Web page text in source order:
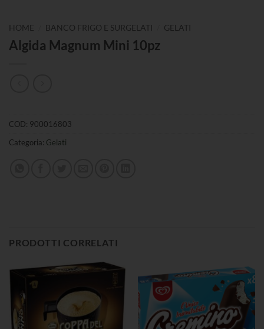
HOME BANCO FRIGO E SURGELATI GELATI
Algida Magnum Mini 10pz
COD: 900016803
Categoria: Gelati
PRODOTTI CORRELATI